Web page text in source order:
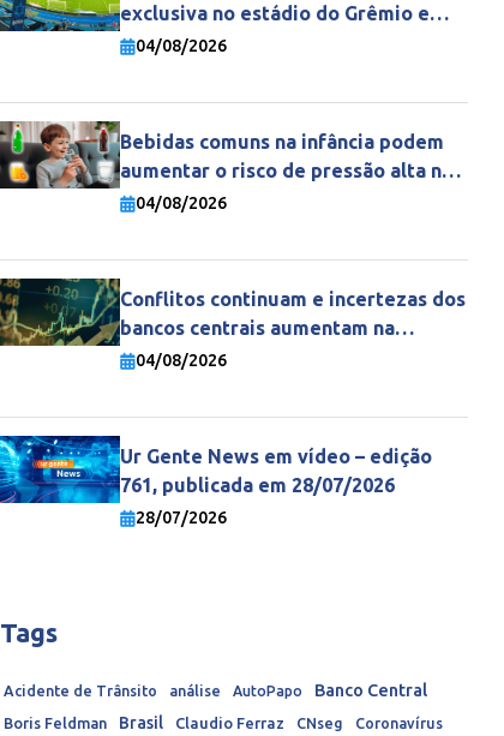
exclusiva no estádio do Grêmio e
fortalecem parceria com a Gente
04/08/2026
Bebidas comuns na infância podem
aumentar o risco de pressão alta na
vida adulta
04/08/2026
Conflitos continuam e incertezas dos
bancos centrais aumentam na
economia mundial
04/08/2026
Ur Gente News em vídeo – edição
761, publicada em 28/07/2026
28/07/2026
Tags
Acidente de Trânsito análise AutoPapo Banco Central
Boris Feldman Brasil Claudio Ferraz CNseg Coronavírus